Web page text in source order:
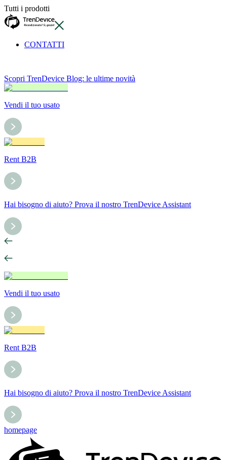
Tutti i prodotti
CONTATTI
Scopri TrenDevice Blog: le ultime novità
Vendi il tuo usato
Rent B2B
Hai bisogno di aiuto? Prova il nostro TrenDevice Assistant
Vendi il tuo usato
Rent B2B
Hai bisogno di aiuto? Prova il nostro TrenDevice Assistant
homepage